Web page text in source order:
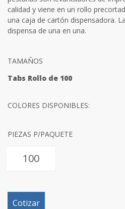
calidad y viene en un rollo
una caja de cartón dispensadora.
dispensa de una en una.
TAMAÑOS
Tabs Rollo de 100
COLORES DISPONIBLES:
PIEZAS P/PAQUETE
Cotizar